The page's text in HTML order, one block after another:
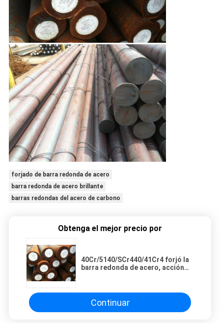
forjado de barra redonda de acero
barra redonda de acero brillante
barras redondas del acero de carbono
Obtenga el mejor precio por
40Cr/5140/SCr440/41Cr4 forjó la
barra redonda de acero, acción
Continuar